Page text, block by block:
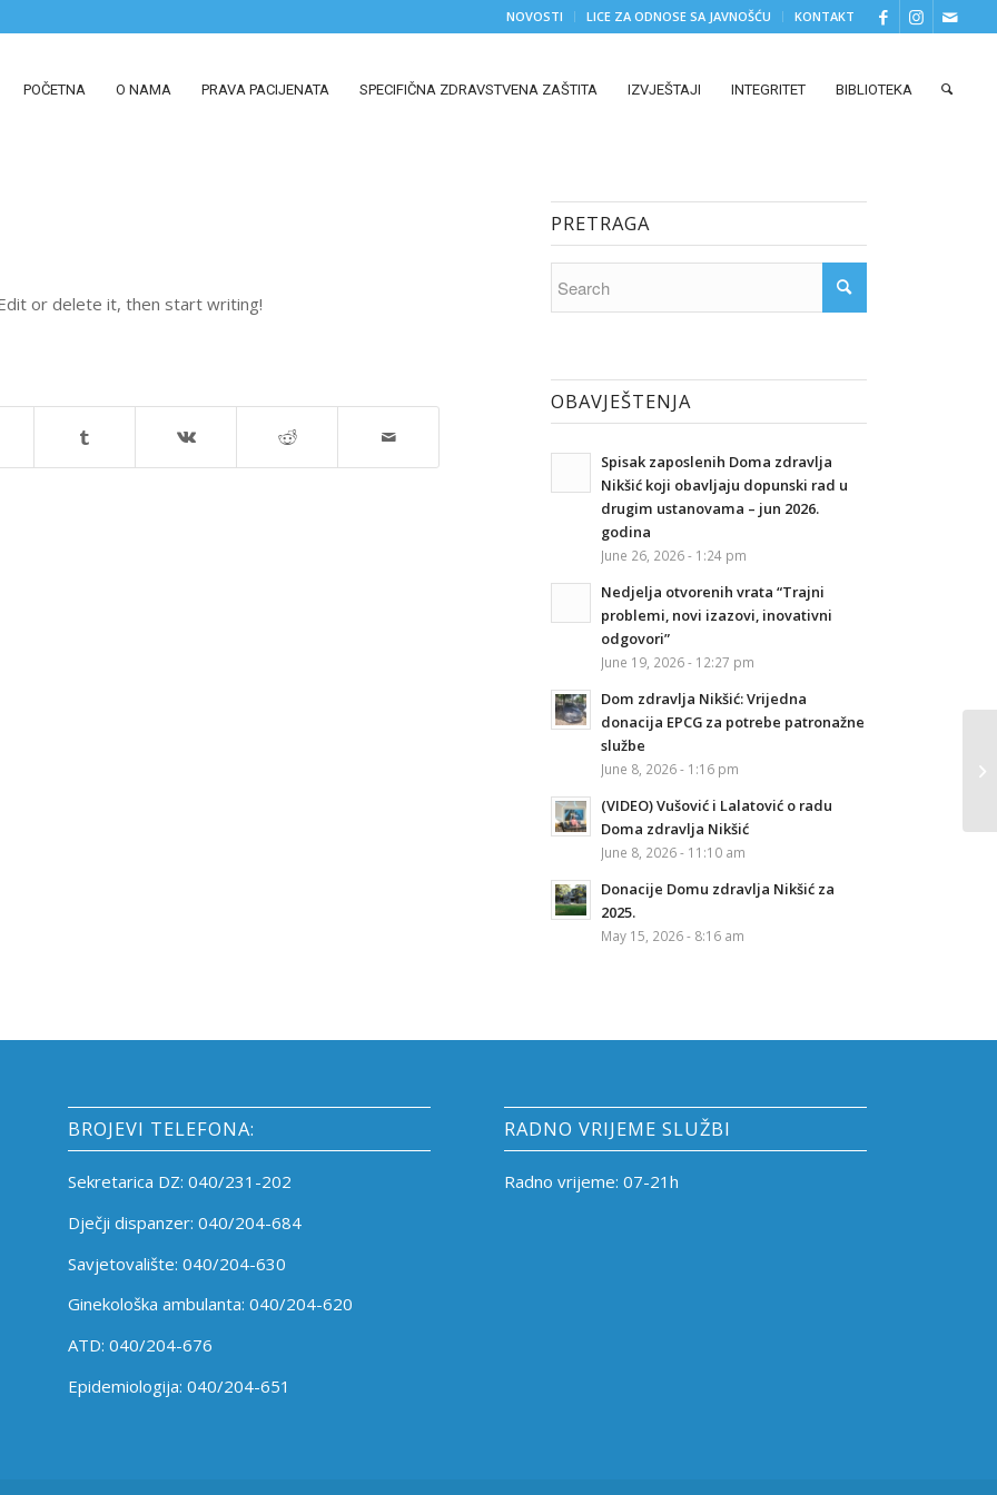
NOVOSTI LICE ZA ODNOSE SA JAVNOŠĆU KONTAKT
POČETNA O NAMA PRAVA PACIJENATA SPECIFIČNA ZDRAVSTVENA ZAŠTITA IZVJEŠTAJI INTEGRITET BIBLIOTEKA
or delete it, then start writing!
PRETRAGA
OBAVJEŠTENJA
Spisak zaposlenih Doma zdravlja
Nikšić koji obavljaju dopunski rad u
drugim ustanovama – jun 2026.
godina
June 26, 2026 - 1:24 pm
Nedjelja otvorenih vrata “Trajni
problemi, novi izazovi, inovativni
odgovori”
June 19, 2026 - 12:27 pm
Dom zdravlja Nikšić: Vrijedna
donacija EPCG za potrebe patronažne
službe
June 8, 2026 - 1:16 pm
(VIDEO) Vušović i Lalatović o radu
Doma zdravlja Nikšić
June 8, 2026 - 11:10 am
Donacije Domu zdravlja Nikšić za
2025.
May 15, 2026 - 8:16 am
BROJEVI TELEFONA:
Sekretarica DZ: 040/231-202
Dječji dispanzer: 040/204-684
Savjetovalište: 040/204-630
Ginekološka ambulanta: 040/204-620
ATD: 040/204-676
Epidemiologija: 040/204-651
RADNO VRIJEME SLUŽBI
Radno vrijeme: 07-21h